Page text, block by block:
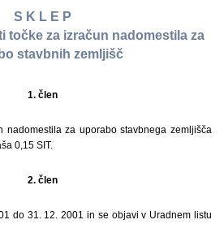
S K L E P
točke za izračun nadomestila za
stavbnih zemljišč
1. člen
nadomestila za uporabo stavbnega zemljišča
0,15 SIT.
2. člen
do 31. 12. 2001 in se objavi v Uradnem listu